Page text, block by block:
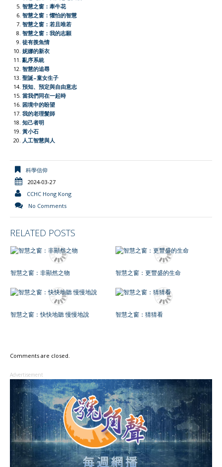
o
k
p
p
智慧之窗：牽牛花
智慧之窗：懼怕的智慧
智慧之窗：若且唯若
智慧之窗：我的志願
徒有羨魚情
妮娜的新衣
亂序系統
智慧的追尋
聖誕–童女生子
預知、預定與自由意志
當我們同在一起時
困境中的盼望
我的老理髮師
知己者明
黃小石
人工智慧與人
科學信仰
2024-03-27
CCHC Hong Kong
No Comments
RELATED POSTS
智慧之窗：非顯然之物 智慧之窗：更豐盛的生命
智慧之窗：快快地聽 慢慢地說 智慧之窗：猜猜看
Comments are closed.
Advertisement